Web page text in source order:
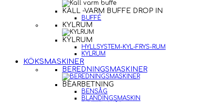
KALL -VARM BUFFE DROP IN
BUFFÉ
KYLRUM
KYLRUM
HYLLSYSTEM-KYL-FRYS-RUM
KYLRUM
KÖKSMASKINER
BEREDNINGSMASKINER
BEARBETNING
BENSÅG
BLANDINGSMASKIN